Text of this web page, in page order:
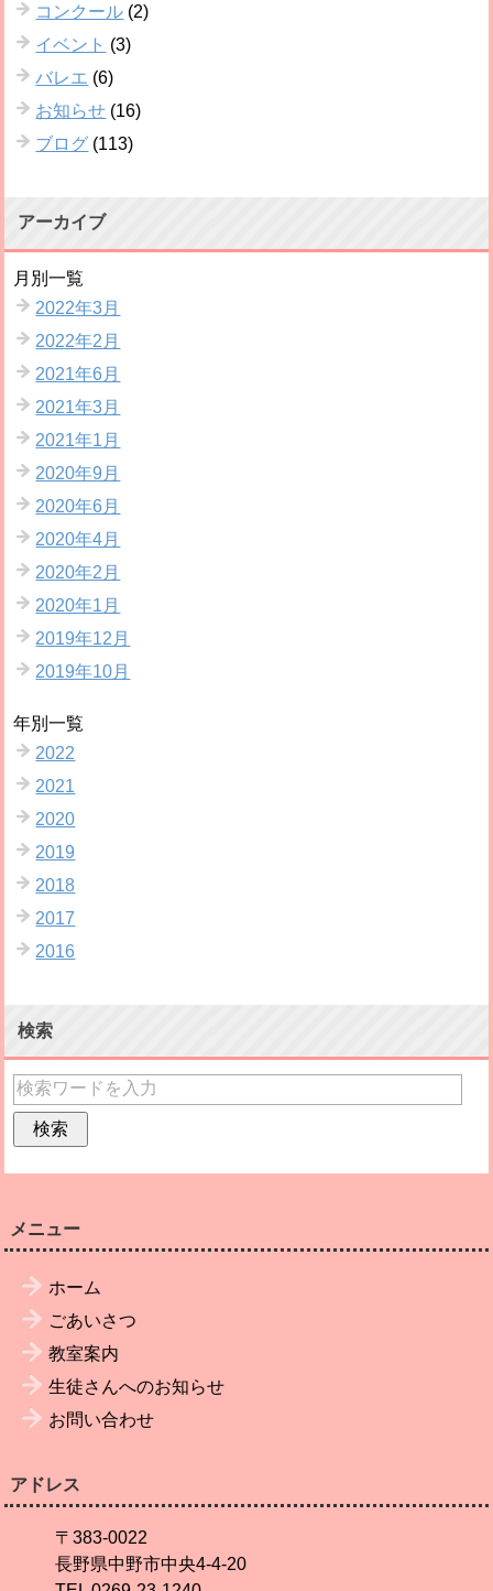
コンクール (2)
イベント (3)
バレエ (6)
お知らせ (16)
ブログ (113)
アーカイブ
月別一覧
2022年3月
2022年2月
2021年6月
2021年3月
2021年1月
2020年9月
2020年6月
2020年4月
2020年2月
2020年1月
2019年12月
2019年10月
年別一覧
2022
2021
2020
2019
2018
2017
2016
検索
メニュー
ホーム
ごあいさつ
教室案内
生徒さんへのお知らせ
お問い合わせ
アドレス
〒383-0022
長野県中野市中央4-4-20